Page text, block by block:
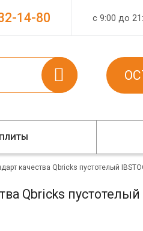
с 9:00 до
14-80
качества Qbricks пустотелый
Qbricks пустотелый